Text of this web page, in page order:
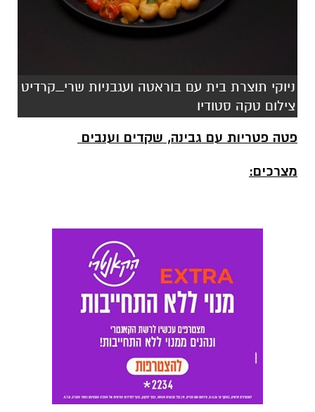
ניוקי תוצרת בית עם בוראטה ועגבניות שרי_קרדיט
צילום טקה סטודיו
פטה פטריות עם גבינה, שקדים וענבים
מצרכים: